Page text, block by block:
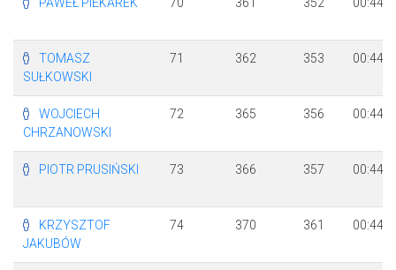
TOMASZ
SUŁKOWSKI
71 362 353
WOJCIECH
CHRZANOWSKI
72 365 356
PIOTR PRUSIŃSKI 73 366 357
KRZYSZTOF
JAKUBÓW
74 370 361